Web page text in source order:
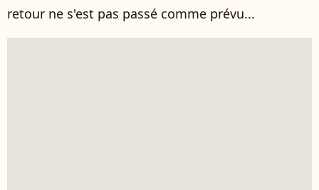
retour ne s'est pas passé comme prévu...